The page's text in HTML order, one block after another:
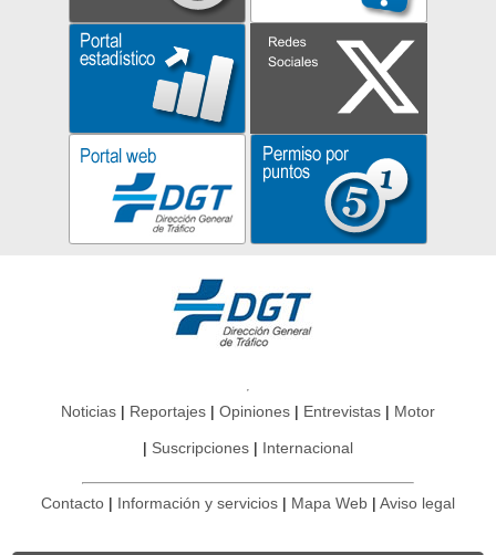
Noticias Reportajes Opiniones Entrevistas Motor
Suscripciones Internacional
Contacto Información y servicios Mapa Web Aviso legal